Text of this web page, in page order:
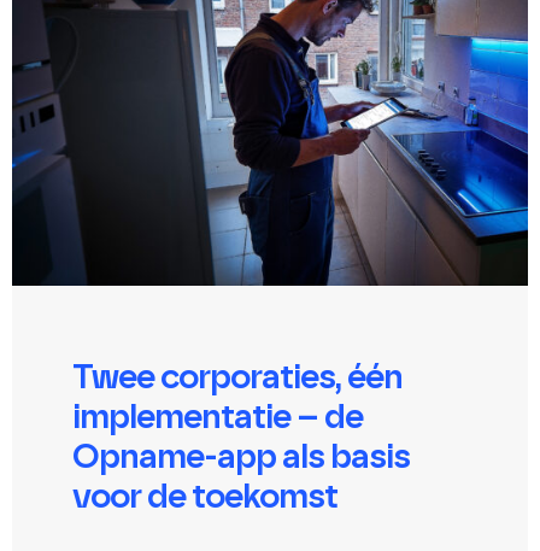
Twee corporaties, één
implementatie – de
Opname-app als basis
voor de toekomst